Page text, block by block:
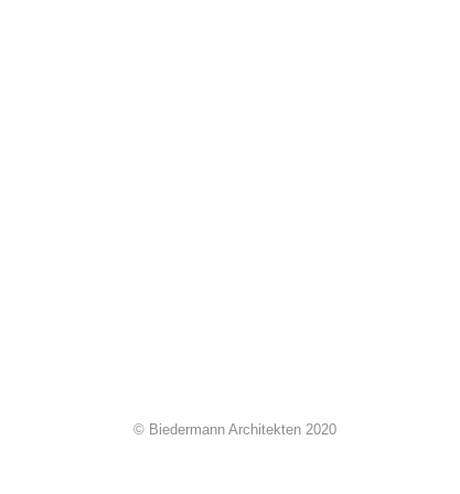
© Biedermann Architekten 2020